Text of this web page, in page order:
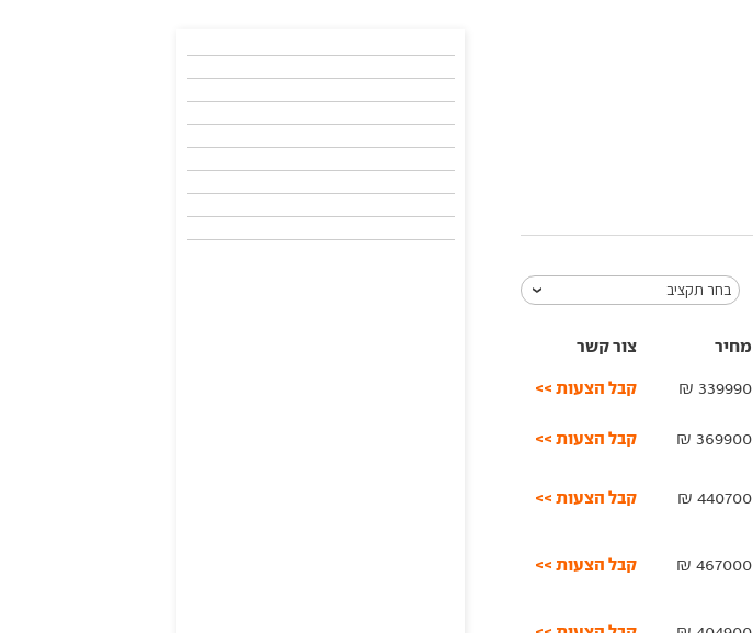
בחר תקציב
מחיר צור קשר
339990 ₪ קבל הצעות >>
369900 ₪ קבל הצעות >>
440700 ₪ קבל הצעות >>
467000 ₪ קבל הצעות >>